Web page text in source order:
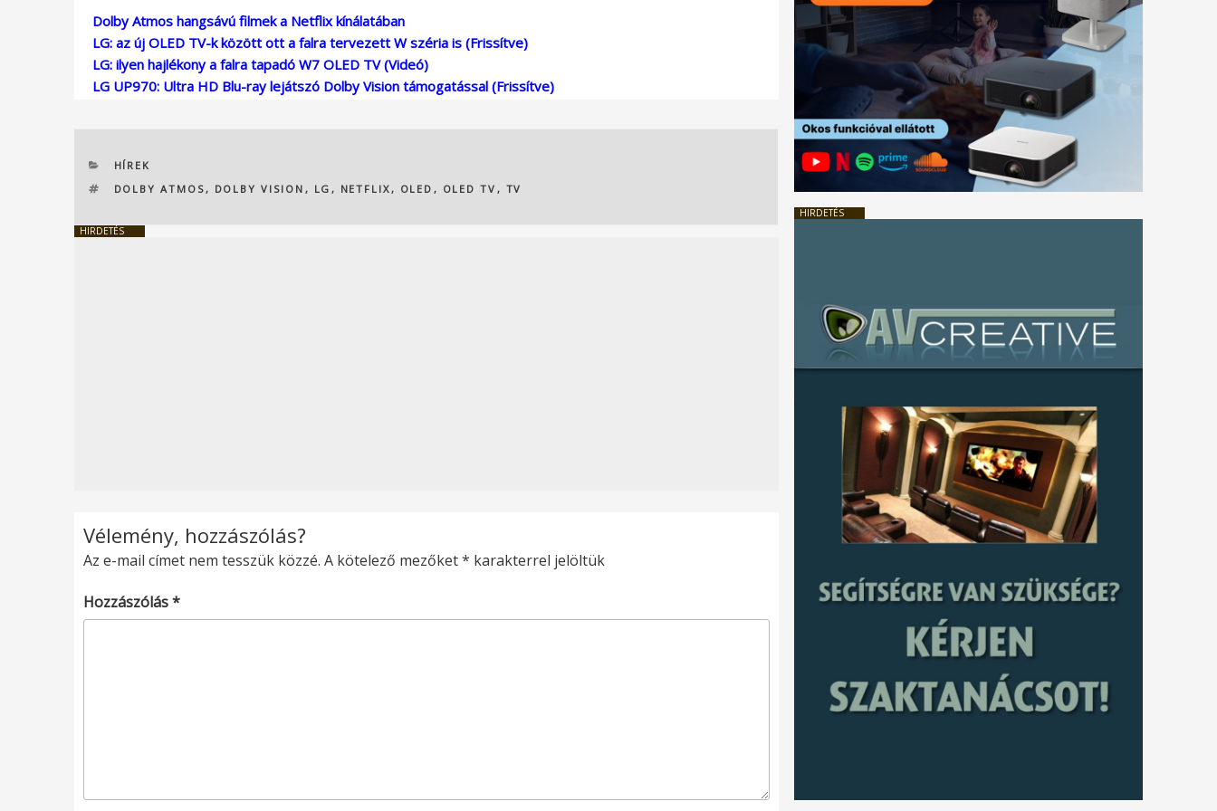
Dolby Atmos hangsávú filmek a Netflix kínálatában
LG: az új OLED TV-k között ott a falra tervezett W széria is (Frissítve)
LG: ilyen hajlékony a falra tapadó W7 OLED TV (Videó)
LG UP970: Ultra HD Blu-ray lejátszó Dolby Vision támogatással (Frissítve)
KATEGÓRIÁK
HÍREK
CÍMKÉK
DOLBY ATMOS, DOLBY VISION , LG , NETFLIX, OLED , OLED TV , TV
HIRDETÉS
Vélemény, hozzászólás?
Az e-mail címet nem tesszük közzé. A kötelező mezőket* karakterrel jelöltük
Hozzászólás*
HIRDETÉS